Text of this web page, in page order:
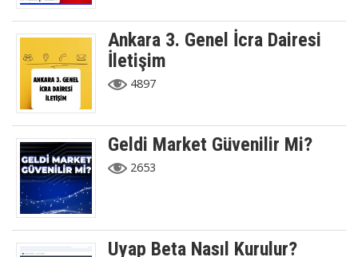
Ankara 3. Genel İcra Dairesi
İletişim
4897
Geldi Market Güvenilir Mi?
2653
Uyap Beta Nasıl Kurulur?